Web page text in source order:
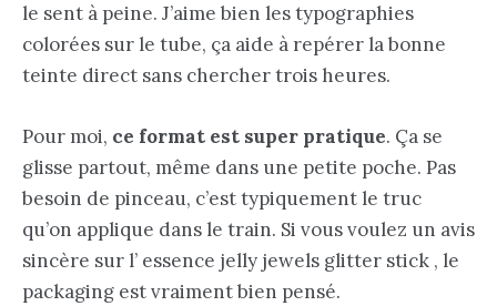
le sent à peine. J’aime bien les typographies
colorées sur le tube, ça aide à repérer la bonne
teinte direct sans chercher trois heures.
Pour moi, ce format est super pratique. Ça se
glisse partout, même dans une petite poche. Pas
besoin de pinceau, c’est typiquement le truc
qu’on applique dans le train. Si vous voulez un avis
sincère sur l’ essence jelly jewels glitter stick , le
packaging est vraiment bien pensé.